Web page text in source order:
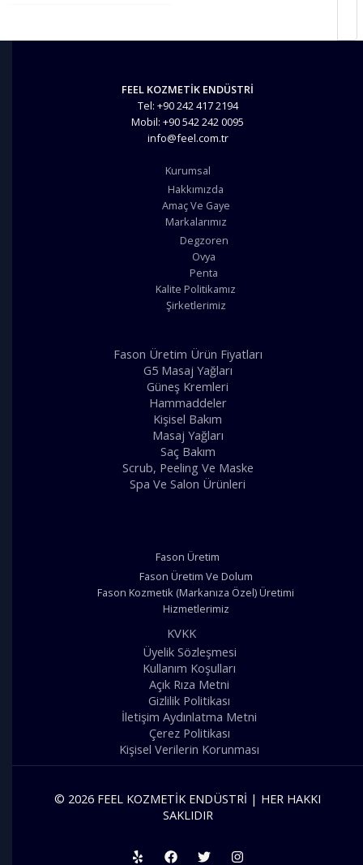
FEEL KOZMETİK ENDÜSTRİ
Tel: +90 242 417 2194
Mobil: +90 542 242 0095
info@feel.com.tr
Kurumsal
Hakkımızda
Amaç Ve Gaye
Markalarımız
Degzoren
Ovya
Penta
Kalite Politikamız
Şirketlerimiz
Fason Üretim Ürün Fiyatları
G5 Masaj Yağları
Güneş Kremleri
Hammaddeler
Kişisel Bakım
Masaj Yağları
Saç Bakım
Scrub, Peeling Ve Maske
Spa Ve Salon Ürünleri
Fason Üretim
Fason Üretim Ve Dolum
Fason Kozmetik (Markanıza Özel) Üretimi
Hizmetlerimiz
KVKK
Üyelik Sözleşmesi
Kullanım Koşulları
Açık Rıza Metni
Gizlilik Politikası
İletişim Aydınlatma Metni
Çerez Politikası
Kişisel Verilerin Korunması
© 2026 FEEL KOZMETIK ENDÜSTRI | HER HAKKI
SAKLIDIR